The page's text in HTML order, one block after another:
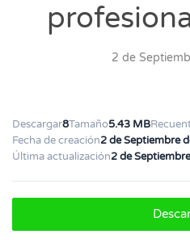
2 de
Descargar8Tamaño5.43 MB
Fecha de creación2 de Septiembre
Última actualización2 de